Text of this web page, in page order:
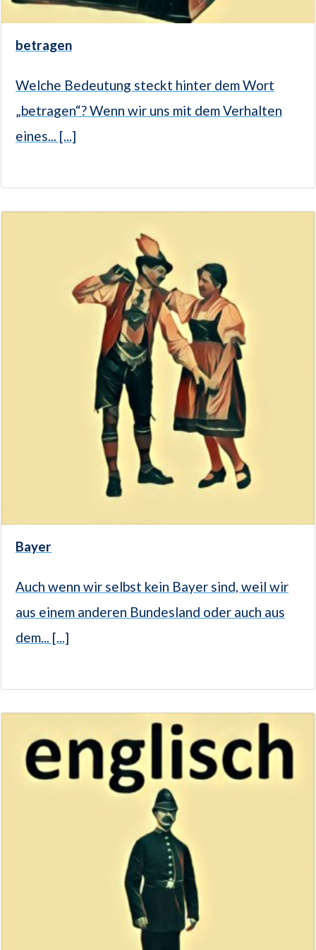
betragen
Welche Bedeutung steckt hinter dem Wort
„betragen“? Wenn wir uns mit dem Verhalten
eines... [...]
Bayer
Auch wenn wir selbst kein Bayer sind, weil wir
aus einem anderen Bundesland oder auch aus
dem... [...]